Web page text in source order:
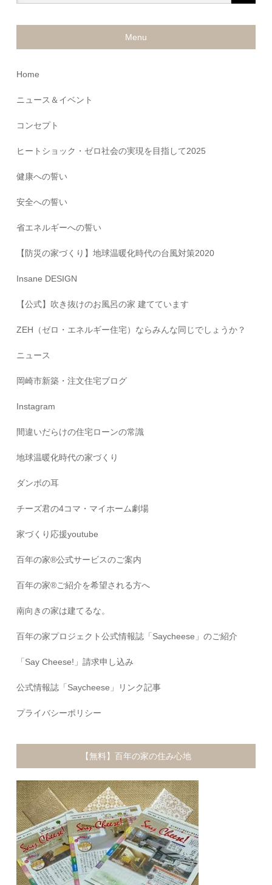
Menu
Home
ニュース＆イベント
コンセプト
ヒートショック・ゼロ社会の実現を目指して2025
健康への誓い
安全への誓い
省エネルギーへの誓い
【防災の家づくり】地球温暖化時代の台風対策2020
Insane DESIGN
【公式】吹き抜けのお風呂の家 建てています
ZEH（ゼロ・エネルギー住宅）ならみんな同じでしょうか？
ニュース
岡崎市新築・注文住宅ブログ
Instagram
間違いだらけの住宅ローンの常識
地球温暖化時代の家づくり
ダンボの耳
チーズ君の4コマ・マイホーム劇場
家づくり応援youtube
百年の家®️公式サービスのご案内
百年の家®️ご紹介を希望される方へ
南向きの家は建てるな。
百年の家プロジェクト公式情報誌「Saycheese」のご紹介
「Say Cheese!」請求申し込み
公式情報誌「Saycheese」リンク記事
プライバシーポリシー
【無料】百年の家の住み心地